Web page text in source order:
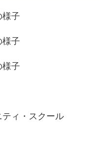
様子
様子
様子
ティ・スクール